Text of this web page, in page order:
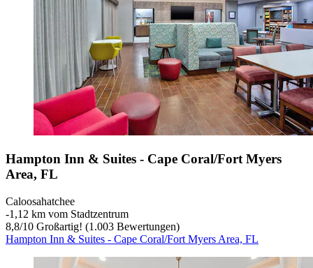
Hampton Inn & Suites - Cape Coral/Fort Myers
Area, FL
Caloosahatchee
‐1,12 km vom Stadtzentrum
8,8/10 Großartig! (1.003 Bewertungen)
Hampton Inn & Suites - Cape Coral/Fort Myers Area, FL